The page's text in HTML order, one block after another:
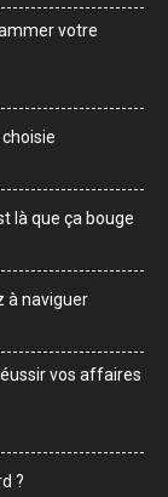
votre
là que ça bouge
à naviguer
vos affaires
?